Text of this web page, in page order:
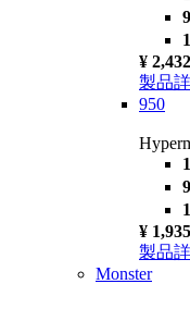
¥
製品
950
¥
製品
Monster